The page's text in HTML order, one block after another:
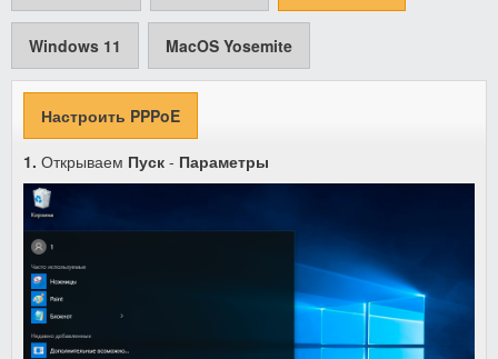
Windows 11 MacOS Yosemite
Настроить PPPoE
1. Открываем Пуск - Параметры